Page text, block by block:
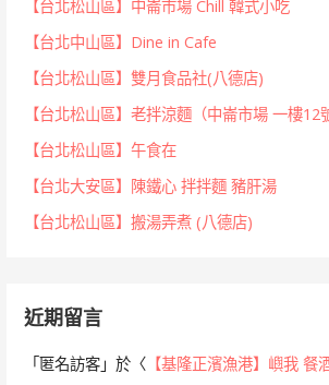
【台北松山區】中崙市場 Chill 韓式小吃
【台北中山區】Dine in Cafe
【台北松山區】雙月食品社(八德店)
【台北松山區】老拌涼麵（中崙市場 一樓12
【台北松山區】午食在
【台北大安區】陳鐵心 拌拌麵 豬肝湯
【台北松山區】搬湯弄煮 (八德店)
近期留言
「匿名訪客 」於〈 【基隆正濱漁港】嶼我 餐